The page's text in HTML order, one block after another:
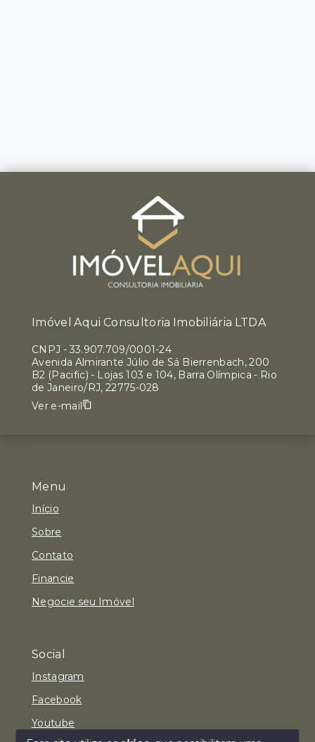
Menu
Início
Sobre
Contato
Financie
Negocie seu Imóvel
Social
Instagram
Facebook
Youtube
Imóvel Aqui Consultoria Imobiliária LTDA
CNPJ - 33.907.709/0001-24
Avenida Almirante Júlio de Sá Bierrenbach, 200
B2 (Pacific) - Lojas 103 e 104, Barra Olímpica - Rio
de Janeiro/RJ, 22775-028
Ver e-mail